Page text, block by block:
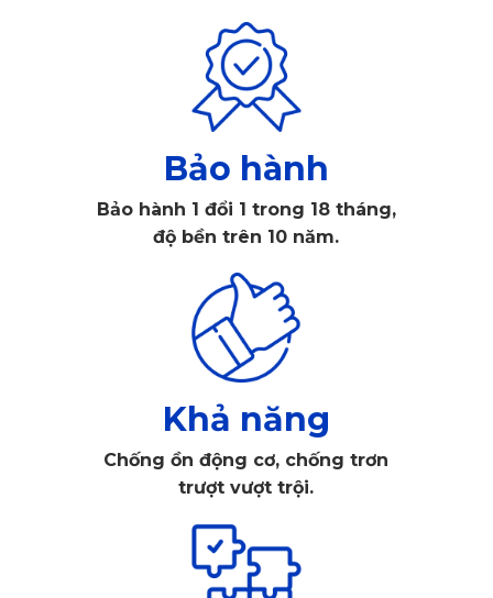
Thảm lót sàn ô tô Kia Seltos của KATA là dòng thảm cao
cấp
Thảm lót sàn Kia Seltos KATA được sản xuất từ PVC
Bảo hành
Bảo hành 1 đổi 1 trong 18 tháng,
độ bền trên 10 năm.
Khả năng
Chống ồn động cơ, chống trơn
trượt vượt trội.